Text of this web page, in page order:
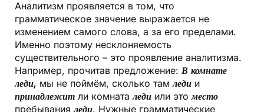
Аналитизм проявляется в том, что
грамматическое значение выражается не
изменением самого слова, а за его пределами.
Именно поэтому несклоняемость
существительного – это проявление аналитизма.
Например, прочитав предложение: В комнате
леди, мы не поймём, сколько тамледи и
принадлежит ли комнаталеди или этоместо